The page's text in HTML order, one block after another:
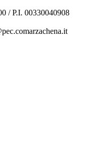
/ P.I. 00330040908